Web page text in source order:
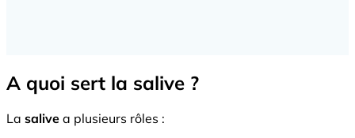
A quoi sert la salive ?
La salive a plusieurs rôles :